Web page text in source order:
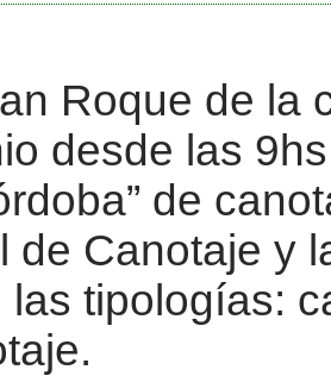
Roque de la
desde las
de
de Canotaje y
las tipologías: